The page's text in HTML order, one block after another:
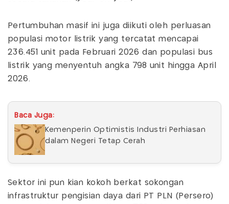
Pertumbuhan masif ini juga diikuti oleh perluasan
populasi motor listrik yang tercatat mencapai
236.451 unit pada Februari 2026 dan populasi bus
listrik yang menyentuh angka 798 unit hingga April
2026.
Baca Juga:
Kemenperin Optimistis Industri Perhiasan
dalam Negeri Tetap Cerah
Sektor ini pun kian kokoh berkat sokongan
infrastruktur pengisian daya dari PT PLN (Persero)